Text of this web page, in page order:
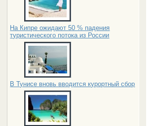
На Кипре ожидают 50 % падения
туристического потока из России
В Тунисе вновь вводится курортный сбор